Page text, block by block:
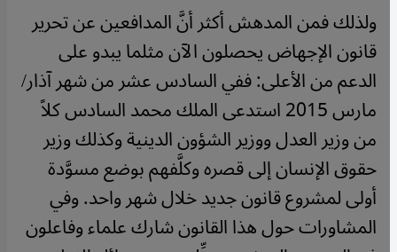
ولذلك فمن المدهش أكثر أنَّ المدافعين عن تحرير
قانون الإجهاض يحصلون الآن مثلما يبدو على
الدعم من الأعلى: ففي السادس عشر من شهر آذار/
مارس 2015 استدعى الملك محمد السادس كلاً
من وزير العدل ووزير الشؤون الدينية وكذلك وزير
حقوق الإنسان إلى قصره وكلَّفهم بوضع مسوَّدة
أولى لمشروع قانون جديد خلال شهر واحد. وفي
المشاورات حول هذا القانون شارك علماء وفاعلون